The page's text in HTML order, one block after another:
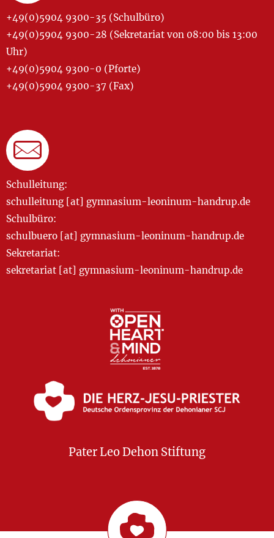
+49(0)5904 9300-35 (Schulbüro)
+49(0)5904 9300-28 (Sekretariat von 08:00 bis 13:00
Uhr)
+49(0)5904 9300-0 (Pforte)
+49(0)5904 9300-37 (Fax)
Schulleitung:
schulleitung [at] gymnasium-leoninum-handrup.de
Schulbüro:
schulbuero [at] gymnasium-leoninum-handrup.de
Sekretariat:
sekretariat [at] gymnasium-leoninum-handrup.de
Pater Leo Dehon Stiftung